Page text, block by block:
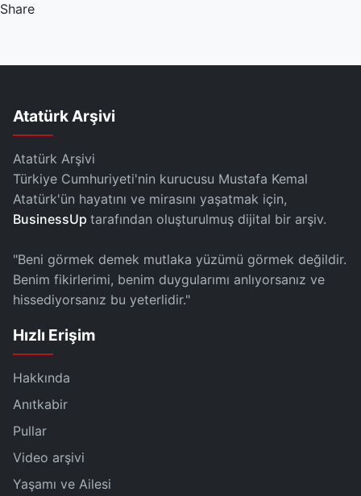
Share
Atatürk Arşivi
Atatürk Arşivi
Türkiye Cumhuriyeti'nin kurucusu Mustafa Kemal
Atatürk'ün hayatını ve mirasını yaşatmak için,
BusinessUp tarafından oluşturulmuş dijital bir arşiv.
"Beni görmek demek mutlaka yüzümü görmek değildir.
Benim fikirlerimi, benim duygularımı anlıyorsanız ve
hissediyorsanız bu yeterlidir."
Hızlı Erişim
Hakkında
Anıtkabir
Pullar
Video arşivi
Yaşamı ve Ailesi